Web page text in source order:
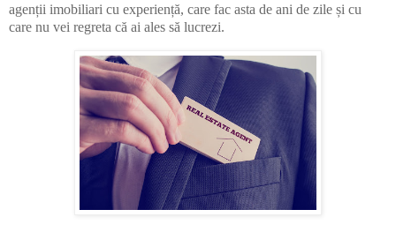
agenții imobiliari cu experiență, care fac asta de ani de zile și cu
care nu vei regreta că ai ales să lucrezi.